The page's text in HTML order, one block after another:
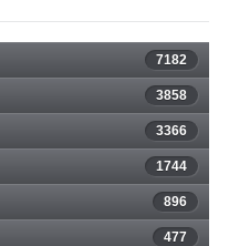
7182
3858
3366
1744
896
477